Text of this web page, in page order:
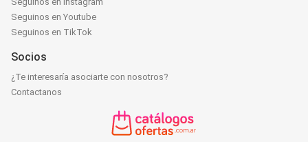
Seguinos en Youtube
Seguinos en TikTok
Socios
¿Te interesaría asociarte con nosotros?
Contactanos